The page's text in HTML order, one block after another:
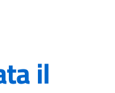
il